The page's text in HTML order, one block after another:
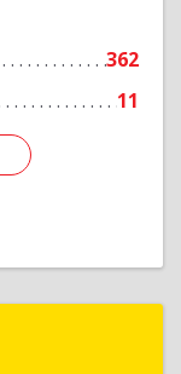
362
11